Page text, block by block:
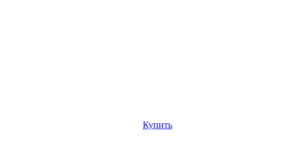
Купить